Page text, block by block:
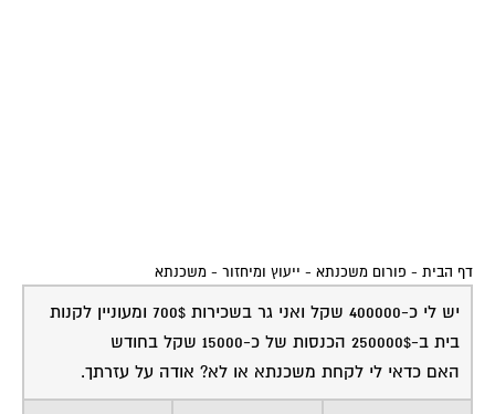
יש לי כ-400000 שקל ואני גר בשכירות 700$ ומעוניין לקנות
בית ב-250000$ הכנסות של כ-15000 שקל בחודש
האם כדאי לי לקחת משכנתא או לא? אודה על עזרתך.
07-10-2005
רמי טוטאי תגובה